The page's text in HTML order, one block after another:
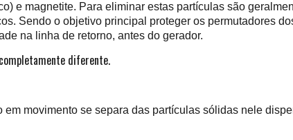
e magnetite. Para eliminar estas partículas são
Sendo o objetivo principal proteger os permutadores
na linha de retorno, antes do gerador.
diferente.
movimento se separa das partículas sólidas nele